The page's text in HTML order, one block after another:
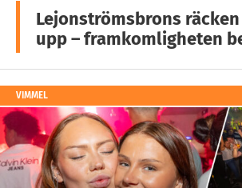
Lejonströmsbrons
upp – framkomligheten
VIMMEL